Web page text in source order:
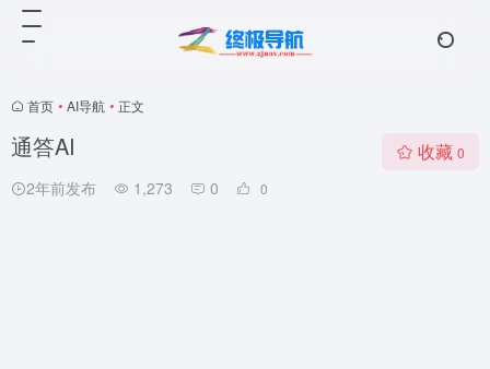
首页 • AI导航 • 正文
通答AI
2年前发布 1,273 0 0
收藏 0